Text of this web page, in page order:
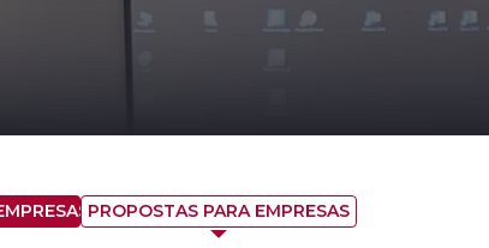
PROPOSTAS PARA EMPRESAS